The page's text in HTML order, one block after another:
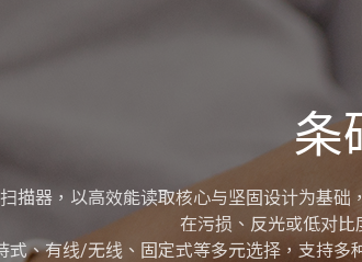
条
描器，以高效能读取核心与坚固设计为基
在污损、反光或低对
式、有线/无线、固定式等多元选择，支持